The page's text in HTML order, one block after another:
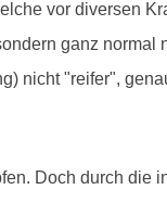
vor diversen
ganz
nicht "reifer",
Doch durch